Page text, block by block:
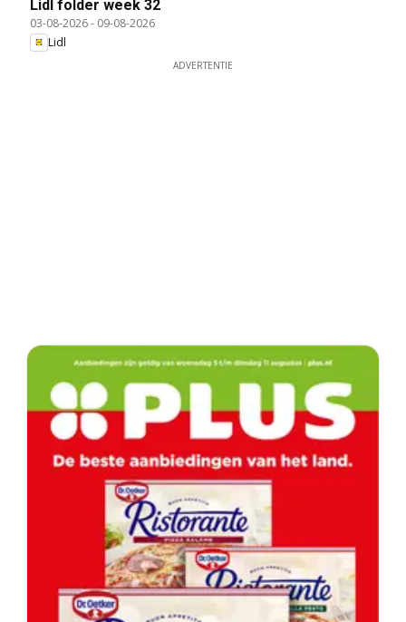
Lidl folder week 32
03-08-2026- 09-08-2026
Lidl
ADVERTENTIE